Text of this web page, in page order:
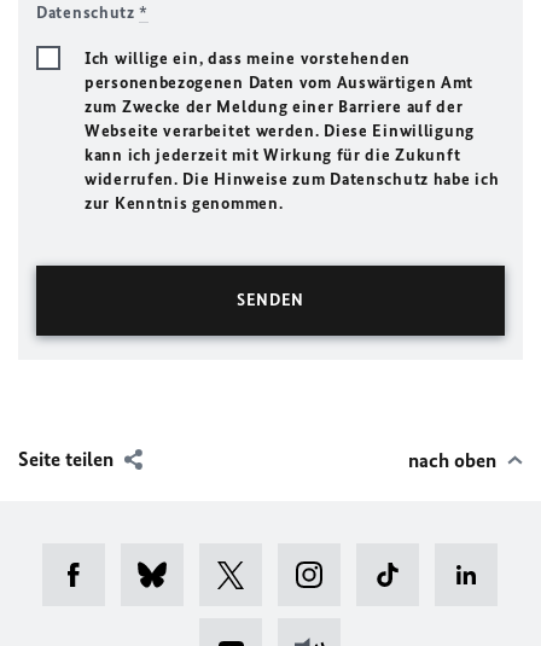
Datenschutz*
Ich willige ein, dass meine vorstehenden
personenbezogenen Daten vom Auswärtigen Amt
zum Zwecke der Meldung einer Barriere auf der
Webseite verarbeitet werden. Diese Einwilligung
kann ich jederzeit mit Wirkung für die Zukunft
widerrufen. Die Hinweise zum Datenschutz habe ich
zur Kenntnis genommen.
Seite teilen nach oben